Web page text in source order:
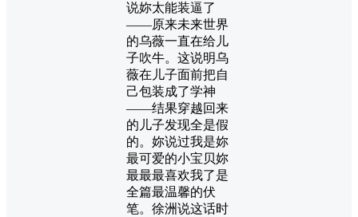
说妳太能装逼了
——原来未来世界
的乌薇一直在给儿
子吹牛。这说明乌
薇在儿子面前把自
己包装成了学神
——结果穿越回来
的儿子发现全是假
的。妳说过我是妳
最可爱的小宝贝妳
最最最喜欢我了是
全篇最温馨的伏
笔。徐洲说这话时